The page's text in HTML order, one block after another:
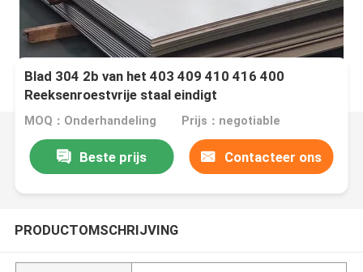
Blad 304 2b van het 403 409 410 416 400
Reeksenroestvrije staal eindigt
MOQ：Onderhandeling Prijs：negotiable
Beste prijs Contacteer ons
PRODUCTOMSCHRIJVING